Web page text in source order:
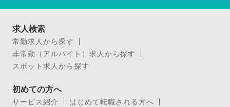
求人検索
常勤求人から探す
非常勤（アルバイト）求人から探す
スポット求人から探す
初めての方へ
サービス紹介
はじめて転職される方へ